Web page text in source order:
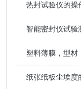
热封试验仪的操
智能密封仪试验
塑料薄膜，型材
纸张纸板尘埃度